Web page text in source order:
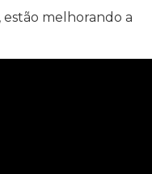
estão melhorando a